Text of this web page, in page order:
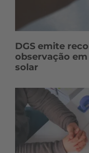
DGS emite
observação
solar